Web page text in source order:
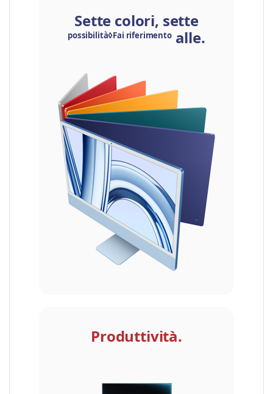
Sette colori, sette
possibilità◊Fai riferimentoallenote
.
Produttività.